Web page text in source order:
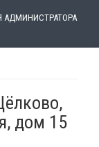
АДМИНИСТРАТОРА
дом 15